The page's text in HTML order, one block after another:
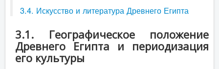
3.4. Искусство и литература Древнего Египта
3.1. Географическое положение
Древнего Египта и периодизация
его культуры